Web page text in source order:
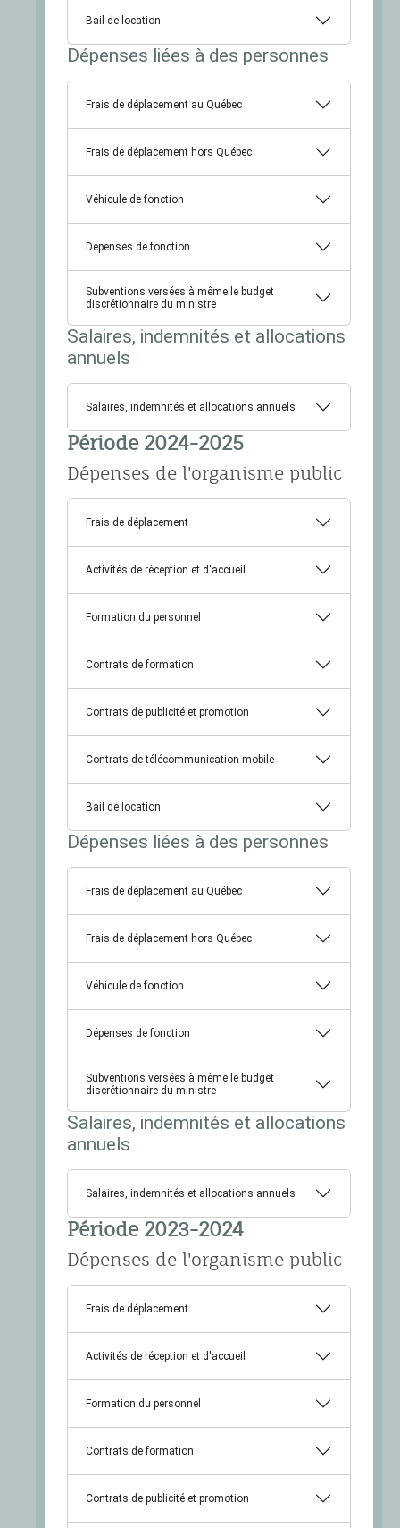
Bail de location
Dépenses liées à des personnes
Frais de déplacement au Québec
Frais de déplacement hors Québec
Véhicule de fonction
Dépenses de fonction
Subventions versées à même le budget
discrétionnaire du ministre
Salaires, indemnités et allocations
annuels
Salaires, indemnités et allocations annuels
Période 2024-2025
Dépenses de l'organisme public
Frais de déplacement
Activités de réception et d'accueil
Formation du personnel
Contrats de formation
Contrats de publicité et promotion
Contrats de télécommunication mobile
Bail de location
Dépenses liées à des personnes
Frais de déplacement au Québec
Frais de déplacement hors Québec
Véhicule de fonction
Dépenses de fonction
Subventions versées à même le budget
discrétionnaire du ministre
Salaires, indemnités et allocations
annuels
Salaires, indemnités et allocations annuels
Période 2023-2024
Dépenses de l'organisme public
Frais de déplacement
Activités de réception et d'accueil
Formation du personnel
Contrats de formation
Contrats de publicité et promotion